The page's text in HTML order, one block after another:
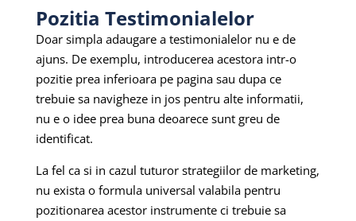
Pozitia Testimonialelor
Doar simpla adaugare a testimonialelor nu e de
ajuns. De exemplu, introducerea acestora intr-o
pozitie prea inferioara pe pagina sau dupa ce
trebuie sa navigheze in jos pentru alte informatii,
nu e o idee prea buna deoarece sunt greu de
identificat.
La fel ca si in cazul tuturor strategiilor de marketing,
nu exista o formula universal valabila pentru
pozitionarea acestor instrumente ci trebuie sa